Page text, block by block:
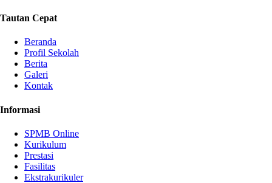
Tautan Cepat
Beranda
Profil Sekolah
Berita
Galeri
Kontak
Informasi
SPMB Online
Kurikulum
Prestasi
Fasilitas
Ekstrakurikuler